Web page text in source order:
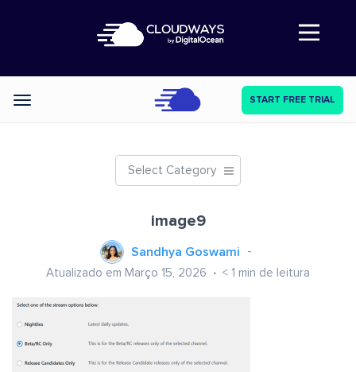
Abre a navegação
Categories START FREE TRIAL
Select Category
image9
Sandhya Goswami
Atualizado em Março 15, 2026 < 1 min de leitura